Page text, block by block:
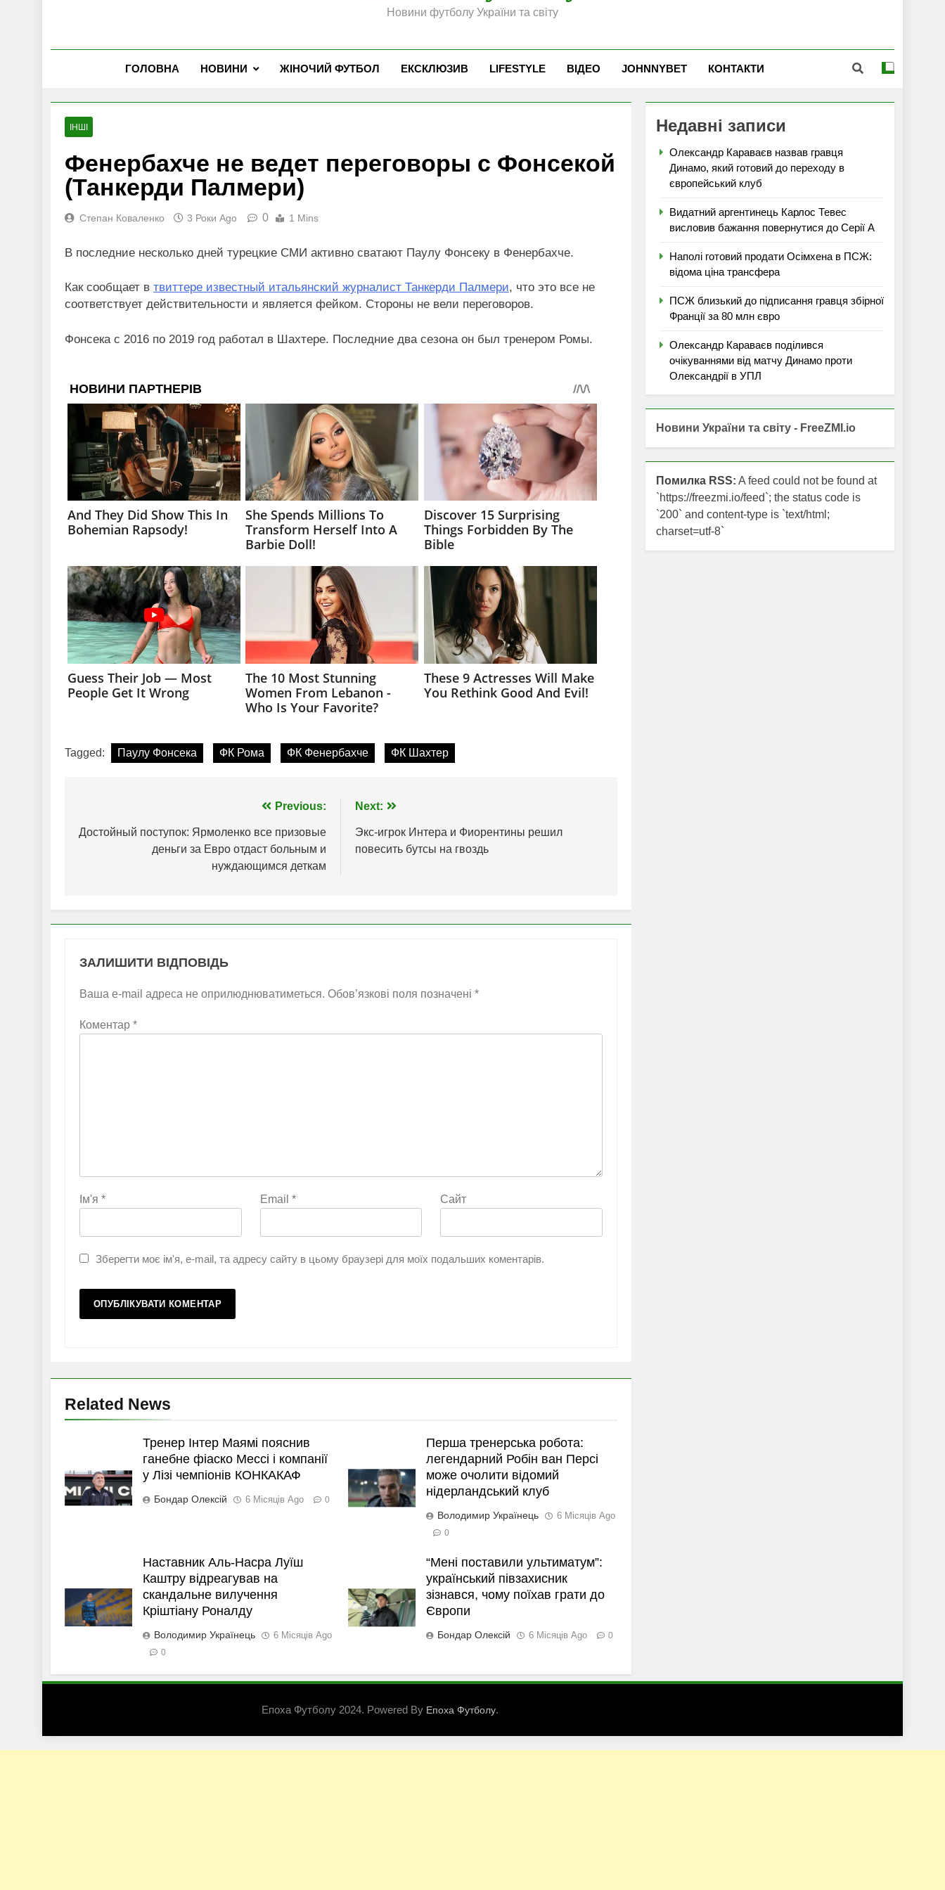
Новини футболу України та світу
ГОЛОВНА НОВИНИ ЖІНОЧИЙ ФУТБОЛ ЕКСКЛЮЗИВ LIFESTYLE ВІДЕО JOHNNYBET КОНТАКТИ
ІНШІ
Фенербахче не ведет переговоры с Фонсекой
(Танкерди Палмери)
Степан Коваленко 3 Роки Ago 0 1 Mins
В последние несколько дней турецкие СМИ активно сватают Паулу Фонсеку в Фенербахче.
Как сообщает в твиттере известный итальянский журналист Танкерди Палмери, что это все не
соответствует действительности и является фейком. Стороны не вели переговоров.
Фонсека с 2016 по 2019 год работал в Шахтере. Последние два сезона он был тренером Ромы.
Tagged: Паулу Фонсека ФК Рома ФК Фенербахче ФК Шахтер
записів
Previous:
Достойный поступок: Ярмоленко все призовые
деньги за Евро отдаст больным и
нуждающимся деткам
Next:
Экс-игрок Интера и Фиорентины решил
повесить бутсы на гвоздь
ЗАЛИШИТИ ВІДПОВІДЬ
Ваша e-mail адреса не оприлюднюватиметься. Обов’язкові поля позначені *
Коментар *
Ім'я * Email * Сайт
Зберегти моє ім'я, e-mail, та адресу сайту в цьому браузері для моїх подальших коментарів.
Related News
Тренер Інтер Маямі пояснив
ганебне фіаско Мессі і компанії
у Лізі чемпіонів КОНКАКАФ
Бондар Олексій 6 Місяців Ago 0
Перша тренерська робота:
легендарний Робін ван Персі
може очолити відомий
нідерландський клуб
Володимир Українець 6 Місяців Ago
0
Наставник Аль-Насра Луїш
Каштру відреагував на
скандальне вилучення
Кріштіану Роналду
Володимир Українець 6 Місяців Ago
0
“Мені поставили ультиматум”:
український півзахисник
зізнався, чому поїхав грати до
Європи
Бондар Олексій 6 Місяців Ago 0
Недавні записи
Олександр Караваєв назвав гравця
Динамо, який готовий до переходу в
європейський клуб
Видатний аргентинець Карлос Тевес
висловив бажання повернутися до Серії А
Наполі готовий продати Осімхена в ПСЖ:
відома ціна трансфера
ПСЖ близький до підписання гравця збірної
Франції за 80 млн євро
Олександр Караваєв поділився
очікуваннями від матчу Динамо проти
Олександрії в УПЛ
Новини України та світу - FreeZMI.io
Помилка RSS: A feed could not be found at
`https://freezmi.io/feed`; the status code is
`200` and content-type is `text/html;
charset=utf-8`
Епоха Футболу 2024. Powered By Епоха Футболу.